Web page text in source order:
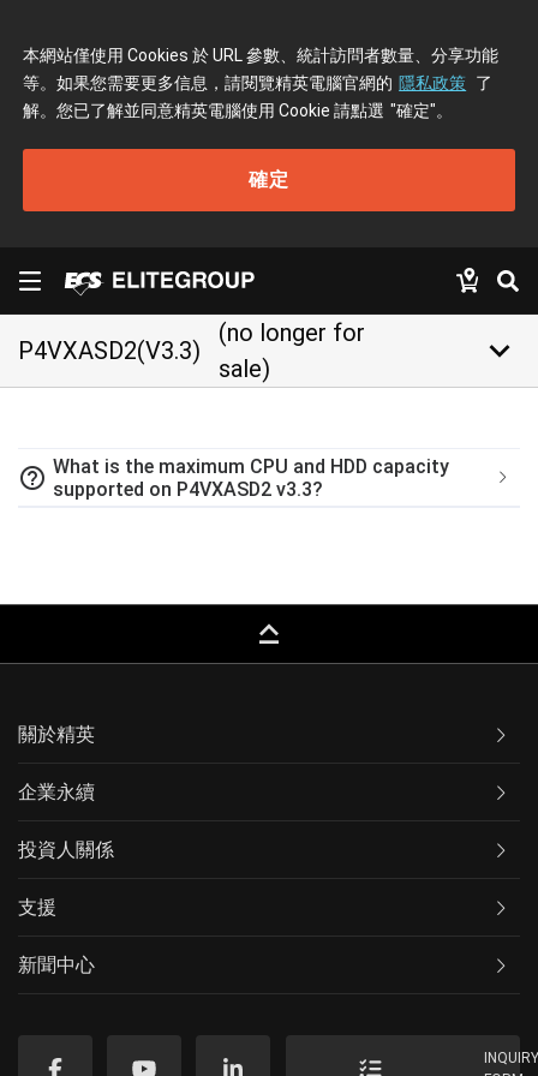
本網站僅使用 Cookies 於 URL 參數、統計訪問者數量、分享功能
等。如果您需要更多信息，請閱覽精英電腦官網的 隱私政策 了
解。您已了解並同意精英電腦使用 Cookie 請點選 "確定"。
確定
P4VXASD2(V3.3)
(no longer for
sale)
keyboard_arrow_down
help_outline What is the maximum CPU and HDD capacity
supported on P4VXASD2 v3.3?
keyboard_capslock
關於精英
企業永續
投資人關係
支援
新聞中心